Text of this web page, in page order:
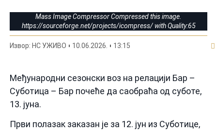
Mass Image Compressor Compressed this image.
https://sourceforge.net/projects/icompress/ with Quality:65
Извор: НС УЖИВО 10.06.2026. 13:15
Међународни сезонски воз на релацији Бар –
Суботица – Бар почеће да саобраћа од суботе,
13. јуна.
Први полазак заказан је за 12. јун из Суботице,